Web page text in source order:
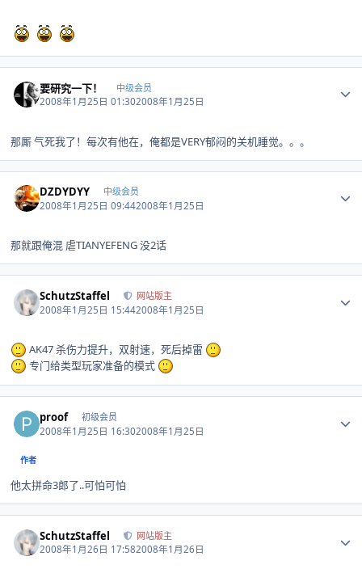
要研究一下！ 中级会员
2008年1月25日 01:302008年1月25日
那厮 气死我了！每次有他在，俺都是VERY郁闷的关机睡觉。。。
DZDYDYY 中级会员
2008年1月25日 09:442008年1月25日
那就跟俺混 虐TIANYEFENG 没2话
SchutzStaffel 网站版主
2008年1月25日 15:442008年1月25日
AK47 杀伤力提升，双射速，死后掉雷
专门给类型玩家准备的模式
proof 初级会员
2008年1月25日 16:302008年1月25日
作者
他太拼命3郎了..可怕可怕
SchutzStaffel 网站版主
2008年1月26日 17:582008年1月26日